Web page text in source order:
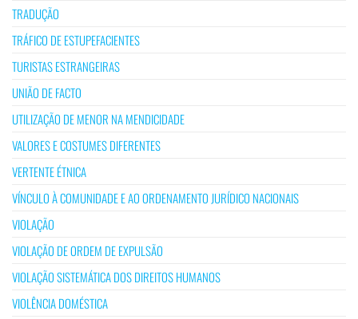
TRADUÇÃO
TRÁFICO DE ESTUPEFACIENTES
TURISTAS ESTRANGEIRAS
UNIÃO DE FACTO
UTILIZAÇÃO DE MENOR NA MENDICIDADE
VALORES E COSTUMES DIFERENTES
VERTENTE ÉTNICA
VÍNCULO À COMUNIDADE E AO ORDENAMENTO JURÍDICO NACIONAIS
VIOLAÇÃO
VIOLAÇÃO DE ORDEM DE EXPULSÃO
VIOLAÇÃO SISTEMÁTICA DOS DIREITOS HUMANOS
VIOLÊNCIA DOMÉSTICA